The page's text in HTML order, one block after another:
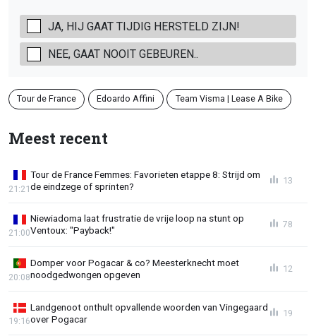
JA, HIJ GAAT TIJDIG HERSTELD ZIJN!
NEE, GAAT NOOIT GEBEUREN..
Tour de France Edoardo Affini Team Visma | Lease A Bike
Meest recent
Tour de France Femmes: Favorieten etappe 8: Strijd om
de eindzege of sprinten?
21:21
13
Niewiadoma laat frustratie de vrije loop na stunt op
Ventoux: "Payback!"
21:00
78
Domper voor Pogacar & co? Meesterknecht moet
noodgedwongen opgeven
20:08
12
Landgenoot onthult opvallende woorden van Vingegaard
over Pogacar
19:16
19